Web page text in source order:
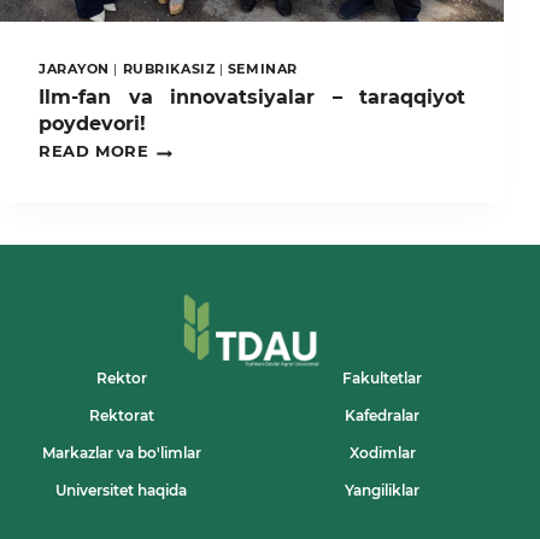
JARAYON | RUBRIKASIZ | SEMINAR
Ilm-fan va innovatsiyalar – taraqqiyot
poydevori!
READ MORE
ILM-
Rektor Fakultetlar
Rektorat Kafedralar
Markazlar va bo'limlar Xodimlar
Universitet haqida Yangiliklar